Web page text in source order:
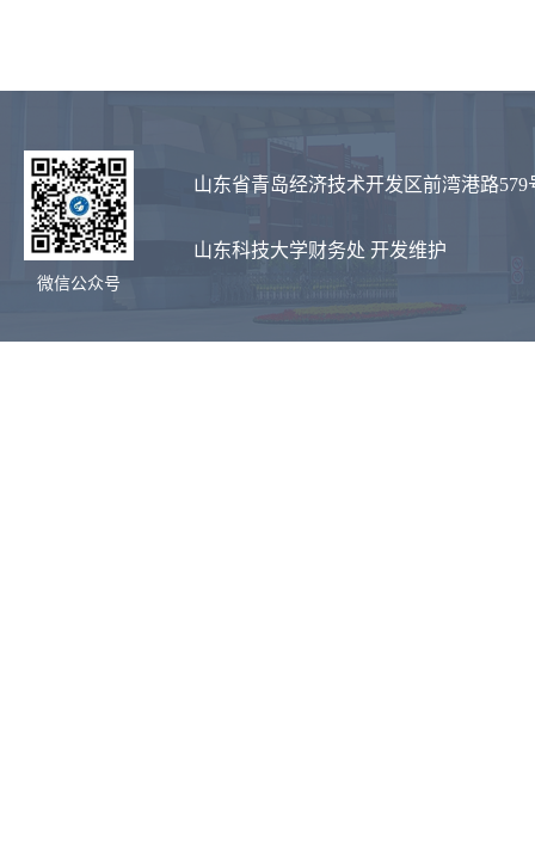
微信公众号
山东省青岛经济技术开发区前湾港路579
山东科技大学财务处 开发维护